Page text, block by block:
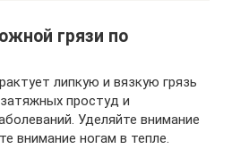
грязи по
липкую и вязкую грязь
простуд и
Уделяйте внимание
внимание ногам в тепле.